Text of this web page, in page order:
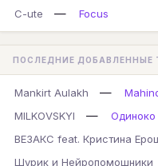
C-ute
— Focus
ПОСЛЕДНИЕ ДОБАВЛЕННЫЕ
Mankirt Aulakh —
MILKOVSKYI
—
Одиноко
ВЕЗАКС feat. Кристина
Шурик и Нейропомошники